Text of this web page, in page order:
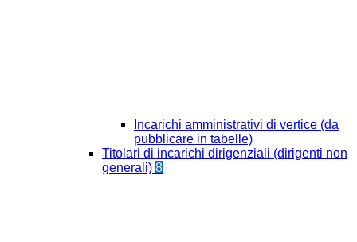
Incarichi amministrativi di vertice (da
pubblicare in tabelle)
Titolari di incarichi dirigenziali (dirigenti non
generali) 8